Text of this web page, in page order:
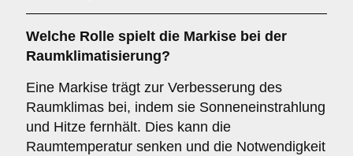
Welche Rolle spielt die Markise bei der
Raumklimatisierung?
Eine Markise trägt zur Verbesserung des
Raumklimas bei, indem sie Sonneneinstrahlung
und Hitze fernhält. Dies kann die
Raumtemperatur senken und die Notwendigkeit